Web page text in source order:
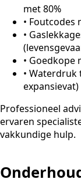
met 80%
• Foutcodes
•
• Goedkope
• Waterdruk
expansievat)
Professioneel
ervaren
vakkundige hulp.